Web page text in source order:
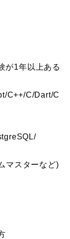
が1年以上ある
C++/C/Dart/C
マスターなど)